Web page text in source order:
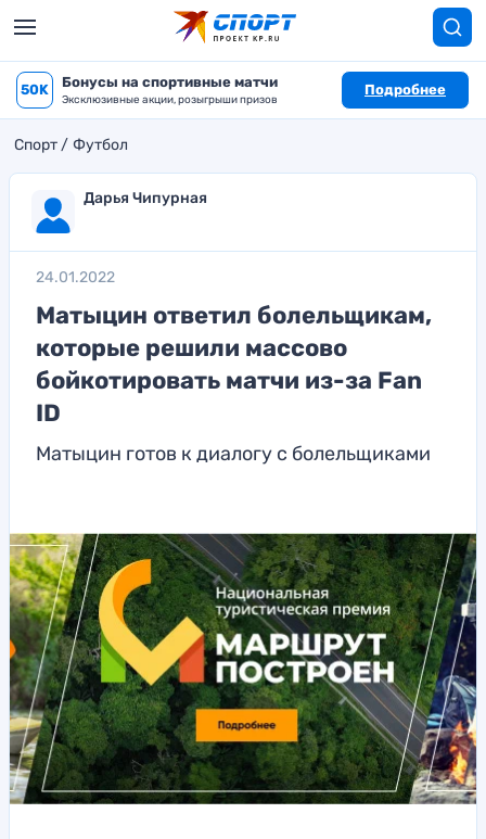
50K Бонусы на спортивные матчи
Эксклюзивные акции, розыгрыши призов
Подробнее
Спорт Футбол
Дарья Чипурная
24.01.2022
Матыцин ответил болельщикам,
которые решили массово
бойкотировать матчи из-за Fan
ID
Матыцин готов к диалогу с болельщиками